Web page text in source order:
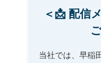
＜📩 配信
当社では、早稲